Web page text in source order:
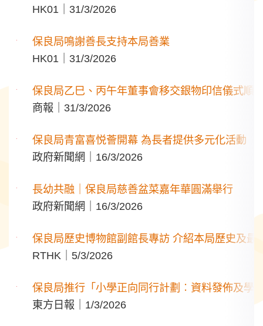
HK01｜31/3/2026
保良局鳴謝善長支持本局善業
HK01｜31/3/2026
保良局乙巳、丙午年董事會移交銀物印信儀式順
商報｜31/3/2026
保良局青富喜悦薈開幕 為長者提供多元化活動
政府新聞網｜16/3/2026
長幼共融｜保良局慈善盆菜嘉年華圓滿舉行
政府新聞網｜16/3/2026
保良局歷史博物館副館長專訪 介紹本局歷史及最
RTHK｜5/3/2026
保良局推行「小學正向同行計劃︰資料發佈及學
東方日報｜1/3/2026